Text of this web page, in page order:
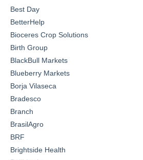
Best Day
BetterHelp
Bioceres Crop Solutions
Birth Group
BlackBull Markets
Blueberry Markets
Borja Vilaseca
Bradesco
Branch
BrasilAgro
BRF
Brightside Health